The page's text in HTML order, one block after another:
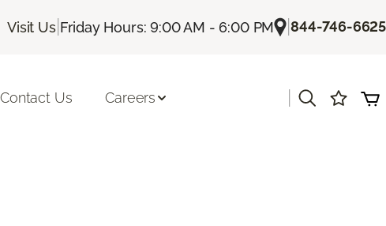
Visit Us| Friday Hours: 9:00 AM - 6:00 PM |844-746-6625
Contact Us Careers